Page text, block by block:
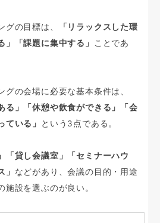
グの目標は、
「リラックスした環
「課題に集中する」
ことであ
グの会場に必要な基本条件は、
る」「休憩や飲食ができる」「会
ている」
という3点である。
「貸し会議室」「セミナーハウ
」 などがあり、会議の目的・用途
施設を選ぶのが良い。